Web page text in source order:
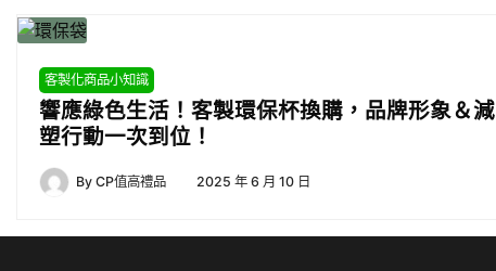
客製化商品小知識
響應綠色生活！客製環保杯換購，品牌形象＆減
塑行動一次到位！
By CP值高禮品 2025 年 6 月 10 日